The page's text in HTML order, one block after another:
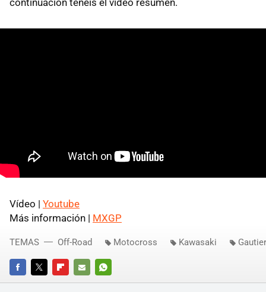
Vídeo | Youtube
Más información | MXGP
FACEBOOKTWITTERFLIPBOARD
E-
WHATSAPP
TEMAS Off-Road Motocross Kawasaki